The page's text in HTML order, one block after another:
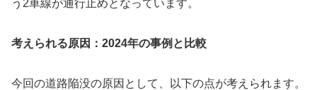
う2車線が通行止めとなっています。
考えられる原因：2024年の事例と比較
今回の道路陥没の原因として、以下の点が考えられます。